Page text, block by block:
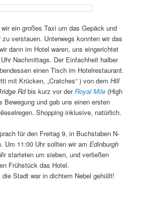
ein großes Taxi um das Gepäck und
verstauen. Unterwegs konnten wir das
dann im Hotel waren, uns eingerichtet
Nachmittags. Der Einfachheit halber
einen Tisch im Hotelrestaurant.
mit Krücken, „Cratches“ ) von demHill
Rdbis kurz vor derRoyal Mile (High
Bewegung und gab uns einen ersten
Shopping inklusive, natürlich.
für den Freitag 9, in Buchstaben N-
Um 11:00 Uhr sollten wir amEdinburgh
starteten um sieben, und verließen
Frühstück das Hotel.
Stadt war in dichtem Nebel gehüllt!